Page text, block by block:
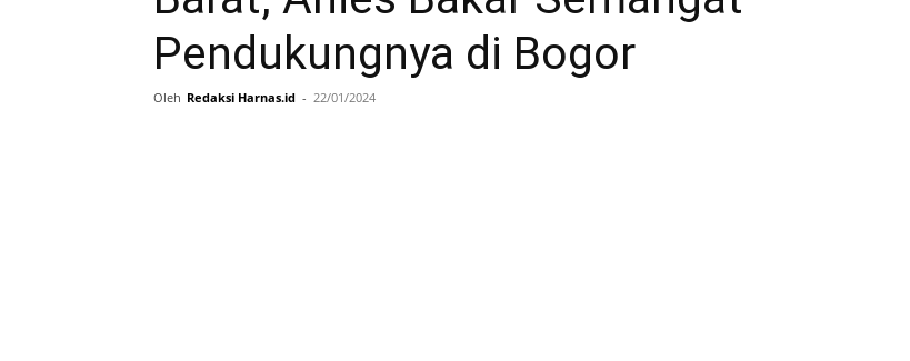
Pendukungnya di Bogor
Oleh Redaksi Harnas.id - 22/01/2024